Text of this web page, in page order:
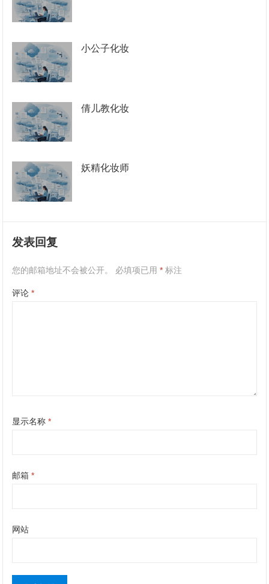
小公子化妆
倩儿教化妆
妖精化妆师
发表回复
您的邮箱地址不会被公开。 必填项已用* 标注
评论*
显示名称*
邮箱*
网站